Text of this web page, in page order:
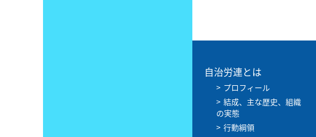
自治労連とは
プロフィール
結成、主な歴史、組織
の実態
行動綱領